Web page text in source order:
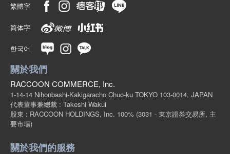
繁體字
简体字
한국어
關於我們
RACCOON COMMERCE, Inc.
1-14-14 Nihonbashi-Kakigaracho Chuo-ku TOKYO 103-0014, JAPAN
代表董事兼總裁 : Takeshi Wakui
股東 : RACCOON HOLDINGS, Inc. 100% (3031 - 東京證券交易所, 主
要市場)
關於我們的服務